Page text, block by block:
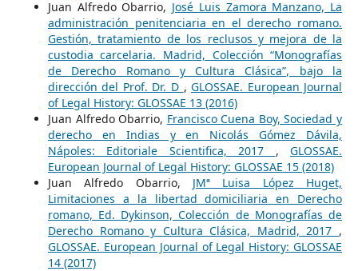
Juan Alfredo Obarrio, José Luis Zamora Manzano, La
administración penitenciaria en el derecho romano.
Gestión, tratamiento de los reclusos y mejora de la
custodia carcelaria. Madrid, Colección “Monografías
de Derecho Romano y Cultura Clásica”, bajo la
dirección del Prof. Dr. D ,GLOSSAE. European Journal
of Legal History: GLOSSAE 13 (2016)
Juan Alfredo Obarrio, Francisco Cuena Boy, Sociedad y
derecho en Indias y en Nicolás Gómez Dávila,
Nápoles: Editoriale Scientifica, 2017 ,GLOSSAE.
European Journal of Legal History: GLOSSAE 15 (2018)
Juan Alfredo Obarrio, JMª Luisa López Huget,
Limitaciones a la libertad domiciliaria en Derecho
romano, Ed. Dykinson, Colección de Monografías de
Derecho Romano y Cultura Clásica, Madrid, 2017 ,
GLOSSAE. European Journal of Legal History: GLOSSAE
14 (2017)